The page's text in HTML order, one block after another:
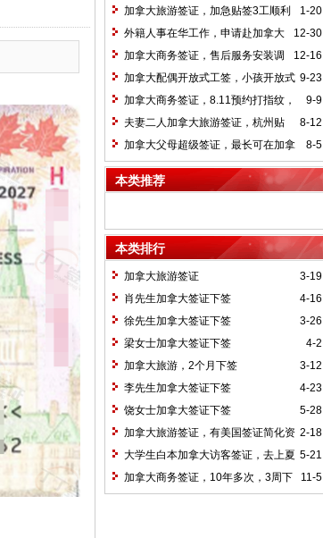
理1.14日提交16日打指纹，28日下贴签通
知，29日加急送贴护照，2月4日收到寄回
的护照，总共用时3周拿到加拿大签证
1-20
加拿大旅游签证，加急贴签3工顺利
拿到
12-30
外籍人事在华工作，申请赴加拿大
商务签证，5周时间顺利拿到签证
12-16
加拿大商务签证，售后服务安装调
试，客人第一次出国申请商务签证，顺利
获批6年多次访客签证
9-23
加拿大配偶开放式工签，小孩开放式
学签，成功申请拿到，主申请人在加拿大
攻读硕士学位，申请家庭团聚，成功获批
9-9
加拿大商务签证，8.11预约打指纹，
8.25收到贴签信；8.29收到护照；全程18
天，二位申请人都给了到护照有效期结束
的多年多次签证[庆祝][庆祝]
8-12
夫妻二人加拿大旅游签证，杭州贴
签，7.19打指纹，8.7收到护照
8-5
加拿大父母超级签证，最长可在加拿
大连续停留3年，加拿大直系子女邀请人
满足纳税金额可申请，需要体检合格，2-3
本类推荐
本类排行
3-19
加拿大旅游签证
4-16
肖先生加拿大签证下签
3-26
徐先生加拿大签证下签
4-2
梁女士加拿大签证下签
3-12
加拿大旅游，2个月下签
4-23
李先生加拿大签证下签
5-28
饶女士加拿大签证下签
2-18
加拿大旅游签证，有美国签证简化资
料申请，批9年有效多次签证
5-21
大学生白本加拿大访客签证，去上夏
校的学生，3周顺利下签
11-5
加拿大商务签证，10年多次，3周下